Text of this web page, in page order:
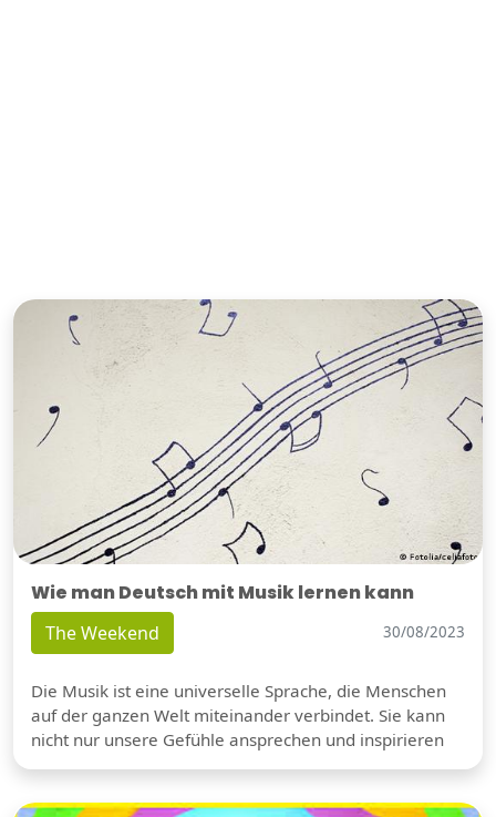
Wie man Deutsch mit Musik lernen kann
The Weekend 30/08/2023
Die Musik ist eine universelle Sprache, die Menschen
auf der ganzen Welt miteinander verbindet. Sie kann
nicht nur unsere Gefühle ansprechen und inspirieren